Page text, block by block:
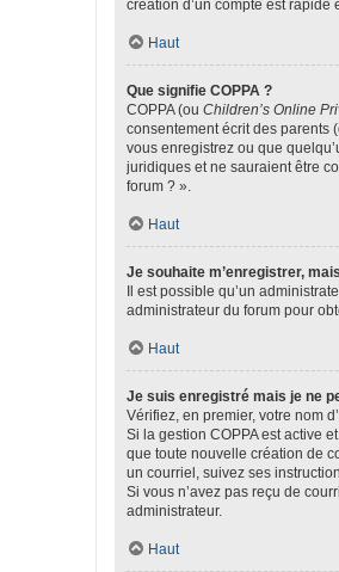
création d’un compte est rapide
Haut
Que signifie COPPA ?
COPPA (ou Children’s Online
consentement écrit des parents
vous enregistrez ou que
juridiques et ne sauraient être
forum ? ».
Haut
Je souhaite m’enregistrer,
Il est possible qu’un
administrateur du forum pour
Haut
Je suis enregistré mais je ne
Vérifiez, en premier, votre nom
Si la gestion COPPA est active
que toute nouvelle création de
un courriel, suivez ses
Si vous n’avez pas reçu de
administrateur.
Haut